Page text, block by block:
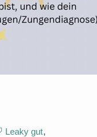
Leaky gut,